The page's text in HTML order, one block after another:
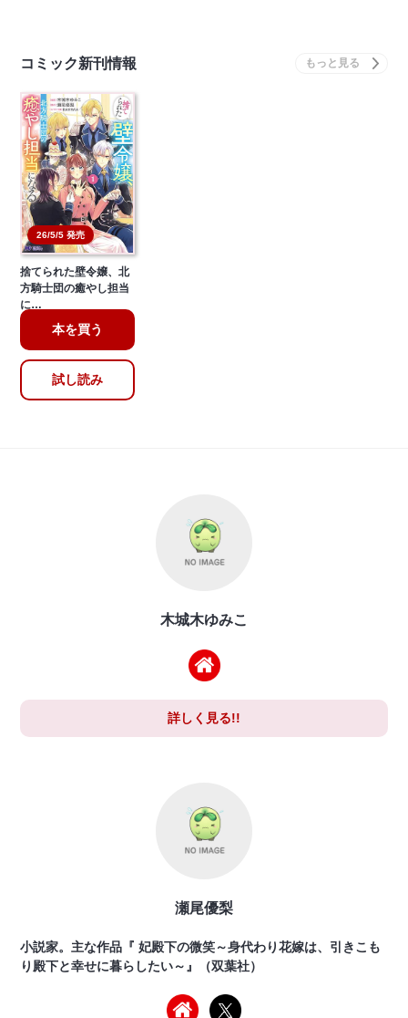
コミック新刊情報
26/5/5 発売
捨てられた壁令嬢、北
方騎士団の癒やし担当
に…
本を買う
試し読み
木城木ゆみこ
詳しく見る!!
瀬尾優梨
小説家。主な作品『 妃殿下の微笑～身代わり花嫁は、引きこも
り殿下と幸せに暮らしたい～』（双葉社）